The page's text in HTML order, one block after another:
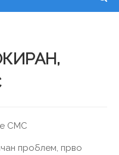
СМС
проблем, прво